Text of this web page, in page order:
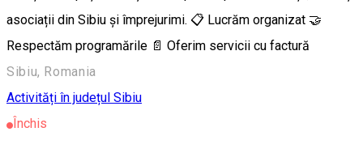
asociații din Sibiu și împrejurimi. 📋 Lucrăm organizat 🤝
Respectăm programările 📄 Oferim servicii cu factură
Sibiu, Romania
Activități în județul Sibiu
Închis